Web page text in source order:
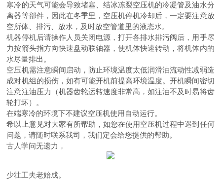
寒冷的天气可能会导致堵塞、结冰冻裂空压机的冷凝管及油水分
离器等部件，因此在冬季里，空压机停机冷却后，一定要注意放
空所体、排污、放水，及时放空管道里的液态水。
机器停机后请操作人员关闭电源，打开各排水排污阀后，用手尽
力按箭头指方向快速盘动联轴器，使机体快速转动，将机体内的
水尽量排出。
空压机需注意瞬间启动，防止环境温度太低润滑油流动性减弱造
成对机组的损伤，如有可能开机前提高环境温度。开机瞬间密切
注意注油压力（机器齿轮运转速度非常高，如注油不及时易将齿
轮打坏）。
在端寒冷的环境下不建议空压机使用自动运行。
希以上意见对大家有所帮助，如您在使用空压机过程中遇到任何
问题，请随时联系我司，我们定会给您提供的帮助。
古人学问无遗力，
少壮工夫老始成。